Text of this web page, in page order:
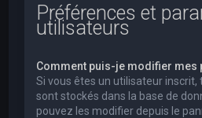
Préférences et
utilisateurs
Comment puis-je modifier mes
Si vous êtes un utilisateur
sont stockés dans la base de
pouvez les modifier depuis le